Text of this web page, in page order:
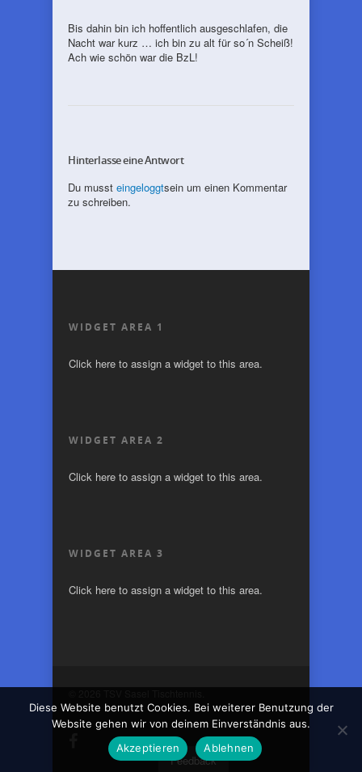
Bis dahin bin ich hoffentlich ausgeschlafen, die
Nacht war kurz … ich bin zu alt für so´n Scheiß!
Ach wie schön war die BzL!
Hinterlasse eine Antwort
Du musst eingeloggtsein um einen Kommentar
zu schreiben.
WIDGET AREA 1
Click here to assign a widget to this area.
WIDGET AREA 2
Click here to assign a widget to this area.
WIDGET AREA 3
Click here to assign a widget to this area.
Diese Website benutzt Cookies. Bei weiterer Benutzung der
Website gehen wir von deinem Einverständnis aus.
Akzeptieren
Ablehnen
Feedback